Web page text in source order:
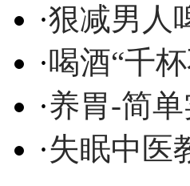
·狠减男人
·喝酒“千
·养胃-简
·失眠中医